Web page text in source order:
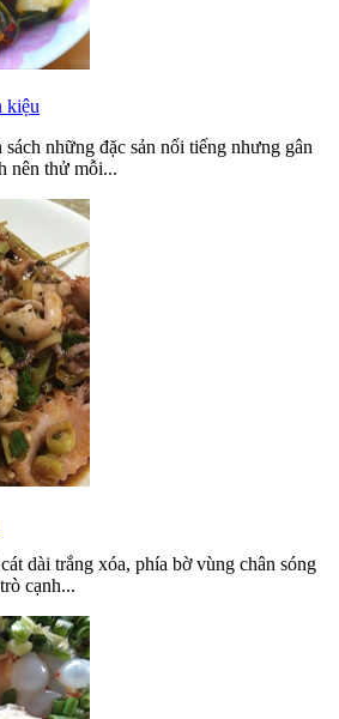
kiệu
những đặc sản nổi tiếng nhưng gân
nên thử mỗi...
dài trắng xóa, phía bờ vùng chân sóng
cạnh...